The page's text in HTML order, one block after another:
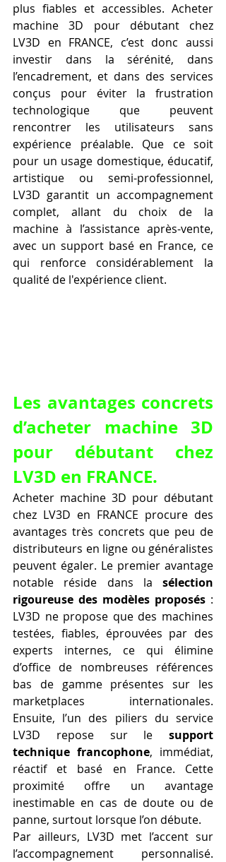
plus fiables et accessibles. Acheter
machine 3D pour débutant chez
LV3D en FRANCE, c’est donc aussi
investir dans la sérénité, dans
l’encadrement, et dans des services
conçus pour éviter la frustration
technologique que peuvent
rencontrer les utilisateurs sans
expérience préalable. Que ce soit
pour un usage domestique, éducatif,
artistique ou semi-professionnel,
LV3D garantit un accompagnement
complet, allant du choix de la
machine à l’assistance après-vente,
avec un support basé en France, ce
qui renforce considérablement la
qualité de l'expérience client.
Les avantages concrets
d’acheter machine 3D
pour débutant chez
LV3D en FRANCE.
Acheter machine 3D pour débutant
chez LV3D en FRANCE procure des
avantages très concrets que peu de
distributeurs en ligne ou généralistes
peuvent égaler. Le premier avantage
notable réside dans la sélection
rigoureuse des modèles proposés :
LV3D ne propose que des machines
testées, fiables, éprouvées par des
experts internes, ce qui élimine
d’office de nombreuses références
bas de gamme présentes sur les
marketplaces internationales.
Ensuite, l’un des piliers du service
LV3D repose sur le support
technique francophone, immédiat,
réactif et basé en France. Cette
proximité offre un avantage
inestimable en cas de doute ou de
panne, surtout lorsque l’on débute.
Par ailleurs, LV3D met l’accent sur
l’accompagnement personnalisé.